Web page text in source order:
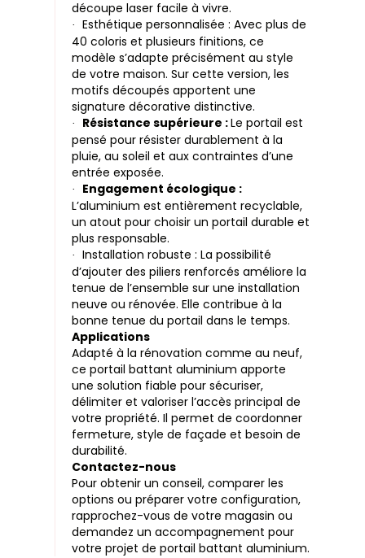
découpe laser facile à vivre.
·
Esthétique personnalisée : Avec plus de
40 coloris et plusieurs finitions, ce
modèle s’adapte précisément au style
de votre maison. Sur cette version, les
motifs découpés apportent une
signature décorative distinctive.
· Résistance supérieure :Le portail est
pensé pour résister durablement à la
pluie, au soleil et aux contraintes d’une
entrée exposée.
·
Engagement écologique :
L’aluminium est entièrement recyclable,
un atout pour choisir un portail durable et
plus responsable.
·
Installation robuste : La possibilité
d’ajouter des piliers renforcés améliore la
tenue de l’ensemble sur une installation
neuve ou rénovée. Elle contribue à la
bonne tenue du portail dans le temps.
Applications
Adapté à la rénovation comme au neuf,
ce portail battant aluminium apporte
une solution fiable pour sécuriser,
délimiter et valoriser l’accès principal de
votre propriété. Il permet de coordonner
fermeture, style de façade et besoin de
durabilité.
Contactez-nous
Pour obtenir un conseil, comparer les
options ou préparer votre configuration,
rapprochez-vous de votre magasin ou
demandez un accompagnement pour
votre projet de portail battant aluminium.